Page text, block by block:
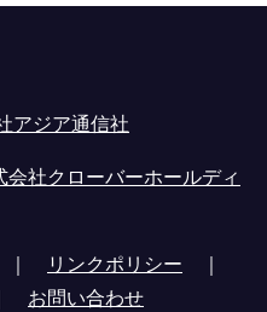
アジア通信社
会社クローバーホールディ
｜ リンクポリシー ｜
お問い合わせ